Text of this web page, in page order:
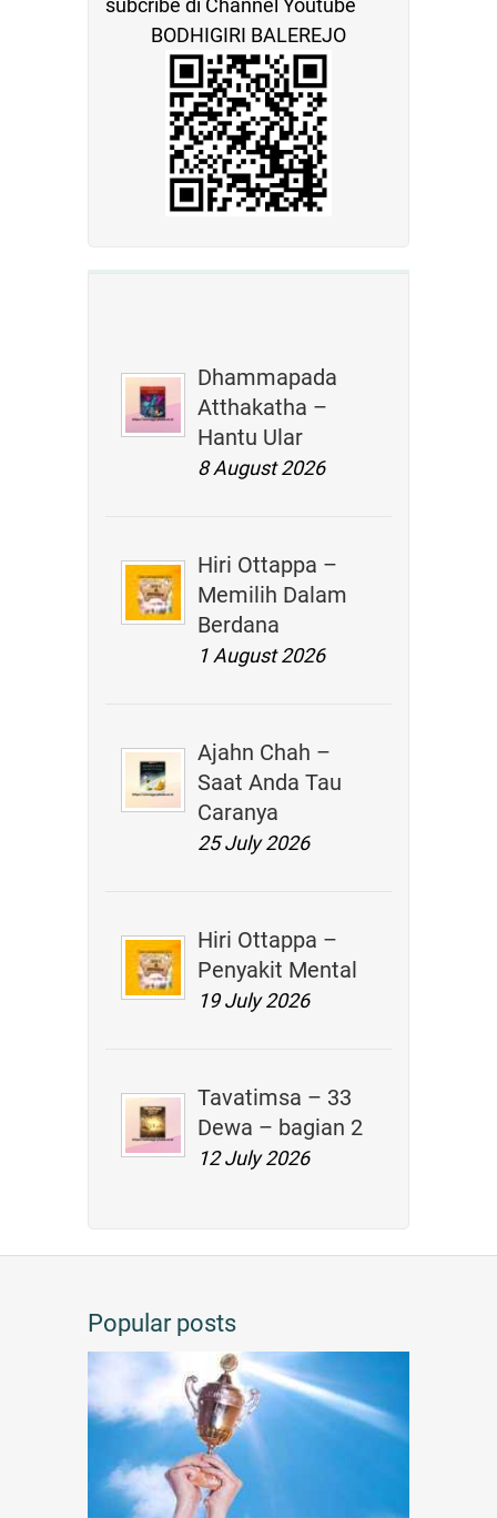
subcribe di Channel Youtube
BODHIGIRI BALEREJO
Dhammapada
Atthakatha –
Hantu Ular
8 August 2026
Hiri Ottappa –
Memilih Dalam
Berdana
1 August 2026
Ajahn Chah –
Saat Anda Tau
Caranya
25 July 2026
Hiri Ottappa –
Penyakit Mental
19 July 2026
Tavatimsa – 33
Dewa – bagian 2
12 July 2026
Popular posts